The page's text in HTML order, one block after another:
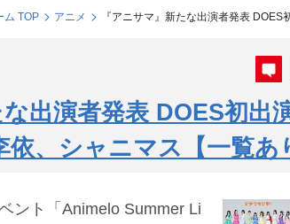
ム TOP アニメ 『アニサマ』新たな出演者発表
な出演者発表 DOES初出
、シャニマス【一覧あ
ント「Animelo Summer Li